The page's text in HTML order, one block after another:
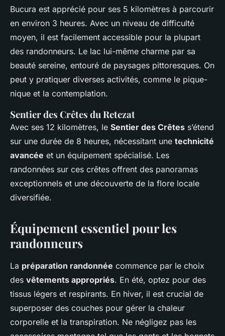
Bucura est apprécié pour ses 5 kilomètres à parcourir
en environ 3 heures. Avec un niveau de difficulté
moyen, il est facilement accessible pour la plupart
des randonneurs. Le lac lui-même charme par sa
beauté sereine, entouré de paysages pittoresques. On
peut y pratiquer diverses activités, comme le pique-
nique et la contemplation.
Sentier des Crêtes du Retezat
Avec ses 12 kilomètres, le Sentier des Crêtes s’étend
sur une durée de 8 heures, nécessitant une technicité
avancée et un équipement spécialisé. Les
randonnées sur ces crêtes offrent des panoramas
exceptionnels et une découverte de la flore locale
diversifiée.
Équipement essentiel pour les
randonneurs
La préparation randonnée commence par le choix
des vêtements appropriés. En été, optez pour des
tissus légers et respirants. En hiver, il est crucial de
superposer des couches pour gérer la chaleur
corporelle et la transpiration. Ne négligez pas les